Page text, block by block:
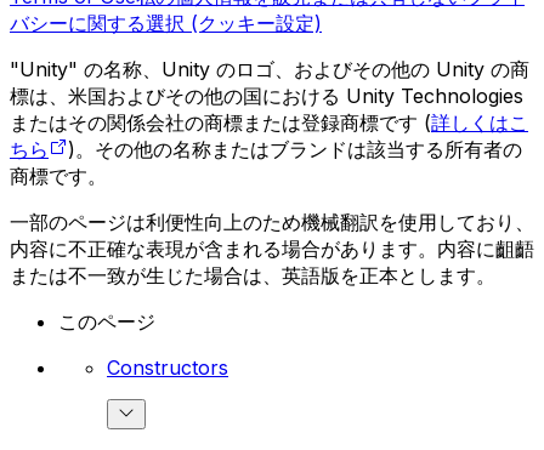
バシーに関する選択 (クッキー設定)
"Unity" の名称、Unity のロゴ、およびその他の Unity の商
標は、米国およびその他の国における Unity Technologies
またはその関係会社の商標または登録商標です (詳しくはこ
ちら
)。その他の名称またはブランドは該当する所有者の
商標です。
一部のページは利便性向上のため機械翻訳を使用しており、
内容に不正確な表現が含まれる場合があります。内容に齟齬
または不一致が生じた場合は、英語版を正本とします。
このページ
Constructors